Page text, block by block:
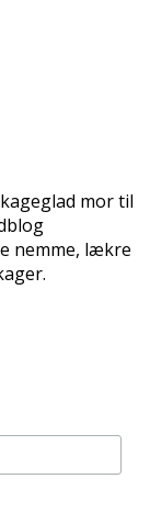
mor til
nemme, lækre